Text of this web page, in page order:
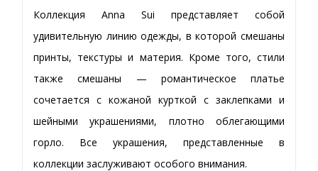
Коллекция Anna Sui представляет собой
удивительную линию одежды, в которой смешаны
принты, текстуры и материя. Кроме того, стили
также смешаны — романтическое платье
сочетается с кожаной курткой с заклепками и
шейными украшениями, плотно облегающими
горло. Все украшения, представленные в
коллекции заслуживают особого внимания.